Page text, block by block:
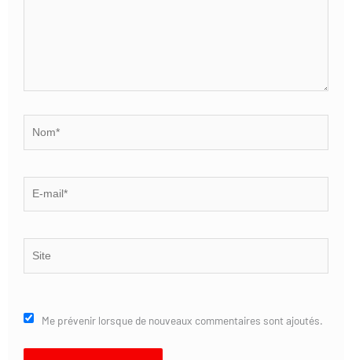
mail*
Me prévenir lorsque de nouveaux commentaires sont ajoutés.